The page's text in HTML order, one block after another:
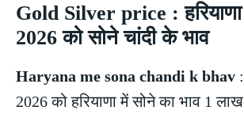
Gold Silver price :
2026 को सोने चांदी के भाव
Haryana me sona chandi k bhav
2026 को हरियाणा में सोने का भाव 1